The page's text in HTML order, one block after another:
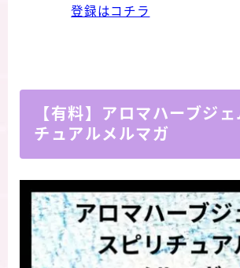
登録はコチラ
【有料】アロマハーブジェ
チュアルメルマガ